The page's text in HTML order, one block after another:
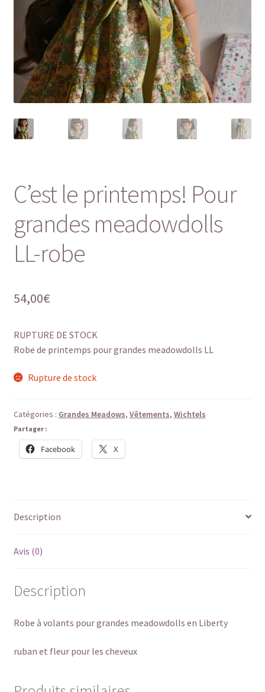
Validation de la commande
C’est le printemps! Pour
grandes meadowdolls
LL-robe
54,00€
RUPTURE DE STOCK
Robe de printemps pour grandes meadowdolls LL
Rupture de stock
Catégories : Grandes Meadows, Vêtements, Wichtels
Partager :
Facebook X
Description
Avis (0)
Description
Robe à volants pour grandes meadowdolls en Liberty
ruban et fleur pour les cheveux